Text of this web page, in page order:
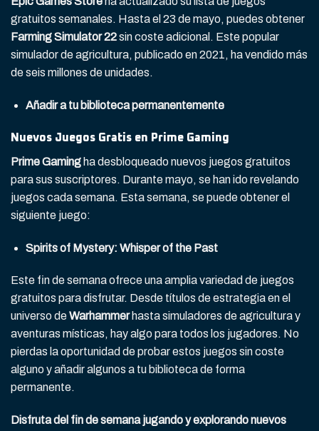
gratuitos semanales. Hasta el 23 de mayo, puedes obtener
Farming Simulator 22sin coste adicional. Este popular
simulador de agricultura, publicado en 2021, ha vendido más
de seis millones de unidades.
Añadir a tu biblioteca permanentemente
Nuevos Juegos Gratis en Prime Gaming
Prime Gaming ha desbloqueado nuevos juegos gratuitos
para sus suscriptores. Durante mayo, se han ido revelando
juegos cada semana. Esta semana, se puede obtener el
siguiente juego:
Spirits of Mystery: Whisper of the Past
Este fin de semana ofrece una amplia variedad de juegos
gratuitos para disfrutar. Desde títulos de estrategia en el
universo deWarhammerhasta simuladores de agricultura y
aventuras místicas, hay algo para todos los jugadores. No
pierdas la oportunidad de probar estos juegos sin coste
alguno y añadir algunos a tu biblioteca de forma
permanente.
Disfruta del fin de semana jugando y explorando nuevos